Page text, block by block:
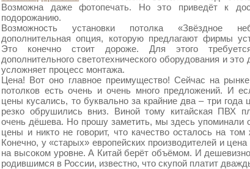
Возможна даже фотопечать. Но это приведёт к
подорожанию.
Возможность установки потолка «Звёздное
дополнительная опция, которую предлагают фирмы
Это конечно стоит дороже. Для этого
дополнительного светотехнического оборудования и это
усложняет процесс монтажа.
Цена! Вот оно главное преимущество! Сейчас на
потолков есть очень и очень много предложений. И
цены кусались, то буквально за крайние два – три года
резко обрушились вниз. Виной тому китайская ПВХ
очень дёшева. Но прошу заметить, мы здесь упоминали
цены и никто не говорит, что качество осталось на том
Конечно, у «старых» европейских производителей и цена
на высоком уровне. А Китай берёт объёмом. И
родившимся в России, известно, что скупой платит